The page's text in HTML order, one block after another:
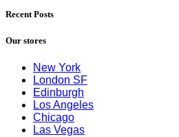
Recent Posts
Our stores
New York
London SF
Edinburgh
Los Angeles
Chicago
Las Vegas